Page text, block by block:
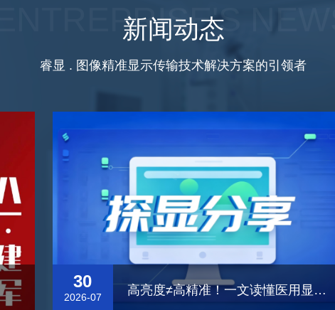
ENTREPRISE'S NEWS
新闻动态
睿显 . 图像精准显示传输技术解决方案的引领者
30
2026-07 高亮度≠高精准！一文读懂医用显示器亮度「标准」